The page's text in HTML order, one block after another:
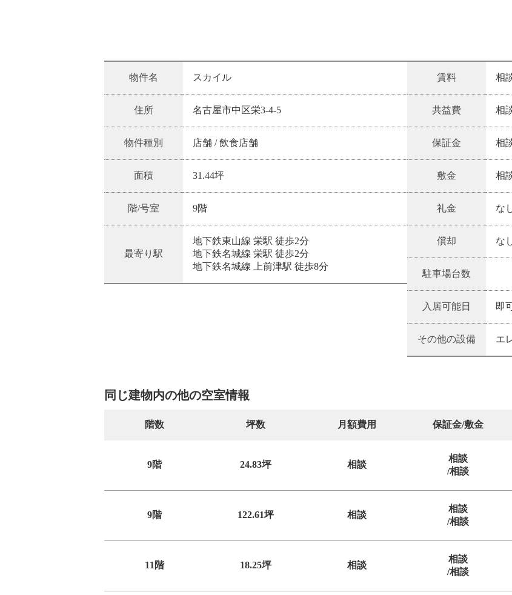
物件名 スカイル
住所 名古屋市中区栄3-4-5
物件種別 店舗 / 飲食店舗
面積 31.44坪
階/号室 9階
最寄り駅
地下鉄東山線 栄駅 徒歩2分
地下鉄名城線 栄駅 徒歩2分
地下鉄名城線 上前津駅 徒歩8分
賃料 相
共益費 相
保証金 相
敷金 相
礼金 な
償却 な
駐車場台数
入居可能日 即
その他の設備 エ
同じ建物内の他の空室情報
階数 坪数 月額費用 保証金/敷金
9階 24.83坪 相談
相談
/相談
9階 122.61坪 相談
相談
/相談
11階 18.25坪 相談
相談
/相談